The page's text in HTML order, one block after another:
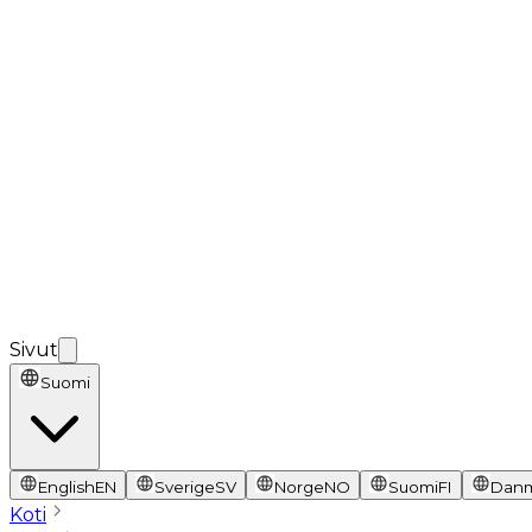
Sivut
Suomi
EnglishEN SverigeSV NorgeNO SuomiFI
Koti